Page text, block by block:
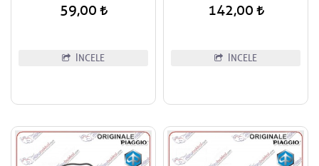
59,00
İNCELE
142,00
İNCELE